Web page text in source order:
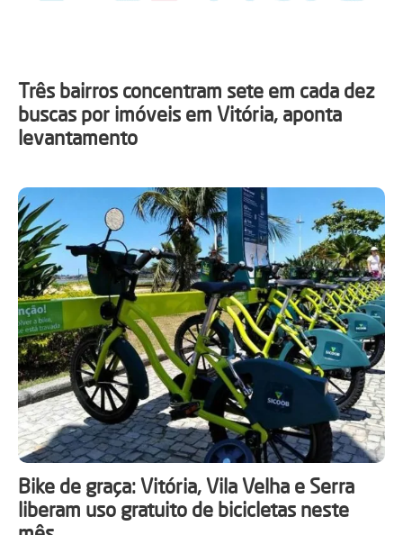
Três bairros concentram sete em cada dez
buscas por imóveis em Vitória, aponta
levantamento
Bike de graça: Vitória, Vila Velha e Serra
liberam uso gratuito de bicicletas neste